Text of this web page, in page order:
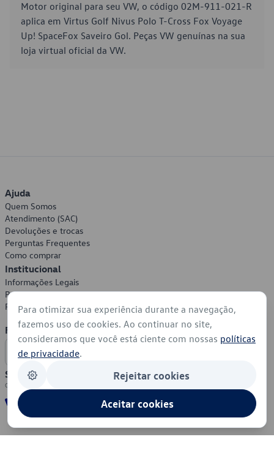
Motor original para seu VW, o código 02M-911-021-R
aplica em Virtus Golf Nivus Polo T-Cross Fox Voyage
Up! SpaceFox Saveiro Gol. Peças VW genuínas na sua
loja virtual oficial da VW.
Ajuda
Quem Somos
Atendimento (SAC)
Devoluções e trocas
Perguntas Frequentes
Como comprar
Institucional
Informações Legais
Política de Privacidade
Política de Cookies
Formas de Pagamento
Segurança
Para otimizar sua experiência durante a navegação,
fazemos uso de cookies. Ao continuar no site,
consideramos que você está ciente com nossas políticas
de privacidade.
Rejeitar cookies
Aceitar cookies